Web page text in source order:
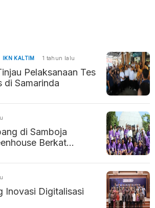
IKN KALTIM 1 tahun lalu
Pelaksanaan Tes
di Samarinda
di Samboja
Berkat
Inovasi Digitalisasi